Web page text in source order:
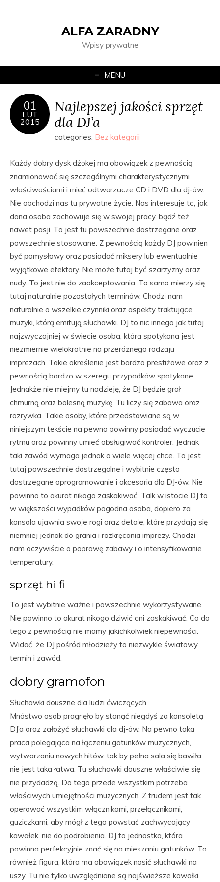
ALFA ZARADNY
Wpisy prywatne
MENU
01
LUT
2015
Najlepszej jakości sprzęt
dla DJ’a
categories: Bez kategorii
Każdy dobry dysk dżokej ma obowiązek z pewnością
znamionować się szczególnymi charakterystycznymi
właściwościami i mieć odtwarzacze CD i DVD dla dj-ów.
Nie obchodzi nas tu prywatne życie. Nas interesuje to, jak
dana osoba zachowuje się w swojej pracy, bądź też
nawet pasji. To jest tu powszechnie dostrzegane oraz
powszechnie stosowane. Z pewnością każdy DJ powinien
być pomysłowy oraz posiadać miksery lub ewentualnie
wyjątkowe efektory. Nie może tutaj być szarzyzny oraz
nudy. To jest nie do zaakceptowania. To samo mierzy się
tutaj naturalnie pozostałych terminów. Chodzi nam
naturalnie o wszelkie czynniki oraz aspekty traktujące
muzyki, którą emitują słuchawki. DJ to nic innego jak tutaj
najzwyczajniej w świecie osoba, która spotykana jest
niezmiernie wielokrotnie na przeróżnego rodzaju
imprezach. Takie określenie jest bardzo prestiżowe oraz z
pewnością bardzo w szeregu przypadków spotykane.
Jednakże nie miejmy tu nadzieję, że DJ będzie grał
chmurną oraz bolesną muzykę. Tu liczy się zabawa oraz
rozrywka. Takie osoby, które przedstawiane są w
niniejszym tekście na pewno powinny posiadać wyczucie
rytmu oraz powinny umieć obsługiwać kontroler. Jednak
taki zawód wymaga jednak o wiele więcej chce. To jest
tutaj powszechnie dostrzegalne i wybitnie często
dostrzegane oprogramowanie i akcesoria dla DJ-ów. Nie
powinno to akurat nikogo zaskakiwać. Talk w istocie DJ to
w większości wypadków pogodna osoba, dopiero za
konsola ujawnia swoje rogi oraz detale, które przydają się
niemniej jednak do grania i rozkręcania imprezy. Chodzi
nam oczywiście o poprawę zabawy i o intensyfikowanie
temperatury.
sprzęt hi fi
To jest wybitnie ważne i powszechnie wykorzystywane.
Nie powinno to akurat nikogo dziwić ani zaskakiwać. Co do
tego z pewnością nie mamy jakichkolwiek niepewności.
Widać, że DJ pośród młodzieży to niezwykle światowy
termin i zawód.
dobry gramofon
Słuchawki douszne dla ludzi ćwiczących
Mnóstwo osób pragnęło by stanąć niegdyś za konsoletą
DJ’a oraz założyć słuchawki dla dj-ów. Na pewno taka
praca polegająca na łączeniu gatunków muzycznych,
wytwarzaniu nowych hitów, tak by pełna sala się bawiła,
nie jest taka łatwa. Tu słuchawki douszne właściwie się
nie przydadzą. Do tego przede wszystkim potrzeba
właściwych umiejętności muzycznych. Z trudem jest tak
operować wszystkim włącznikami, przełącznikami,
guziczkami, aby mógł z tego powstać zachwycający
kawałek, nie do podrobienia. DJ to jednostka, która
powinna perfekcyjnie znać się na mieszaniu gatunków. To
również figura, która ma obowiązek nosić słuchawki na
uszy. Tu nie tylko uwzględniane są najświeższe kawałki,